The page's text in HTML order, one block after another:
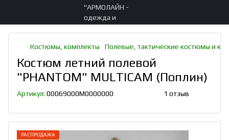
Костюмы, комплекты Полевые, тактические костюмы и
Костюм летний полевой
"PHANTOM" MULTICAM (Поплин)
Артикул: 00069000M0000000 1 отзыв
РАСПРОДАЖА